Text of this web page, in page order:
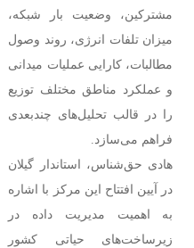
مشترکین، وضعیت بار شبکه،
میزان تلفات انرژی، روند وصول
مطالبات، کارایی عملیات میدانی
و عملکرد مناطق مختلف توزیع
را در قالب تحلیل‌های چندبعدی
فراهم می‌سازد.
هادی حق‌شناس، استاندار گیلان
در آیین افتتاح این مرکز با اشاره
به اهمیت مدیریت داده در
زیرساخت‌های حیاتی کشور